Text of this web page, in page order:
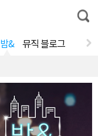
통
합
밤& 뮤직 블로그